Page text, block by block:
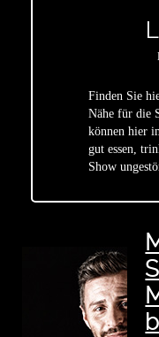
Finden Sie
Nähe für die
können hier
gut essen,
Show